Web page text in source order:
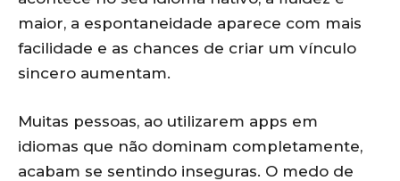
maior, a espontaneidade aparece com mais
facilidade e as chances de criar um vínculo
sincero aumentam.
Muitas pessoas, ao utilizarem apps em
idiomas que não dominam completamente,
acabam se sentindo inseguras. O medo de